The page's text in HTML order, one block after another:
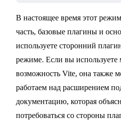
В настоящее время этот
часть, базовые плагины и
используете сторонний
режиме. Если вы используете
возможность Vite, она также
работаем над расширением
документацию, которая
потребоваться со стороны